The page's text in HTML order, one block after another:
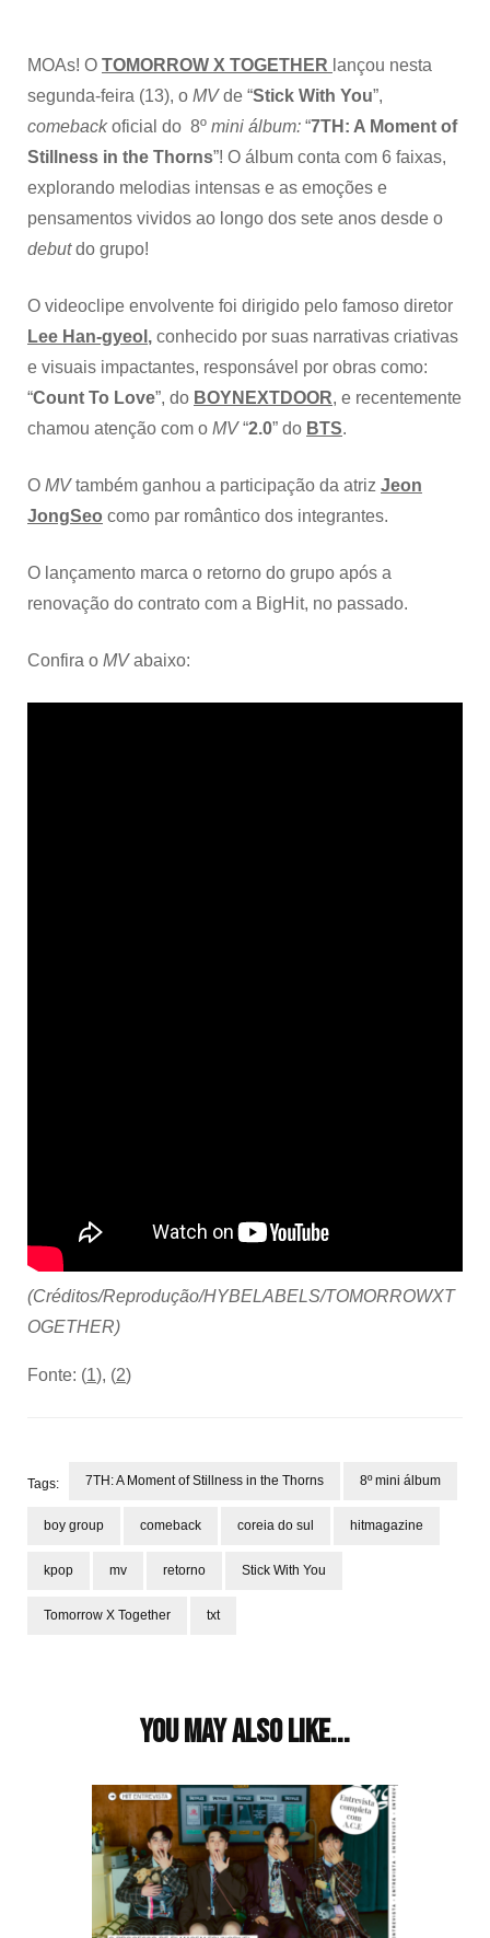
MOAs! O TOMORROW X TOGETHER lançou nesta
segunda-feira (13), o MVde “Stick With You”,
comebackoficial do 8º mini álbum: “7TH: A Moment of
Stillness in the Thorns”! O álbum conta com 6 faixas,
explorando melodias intensas e as emoções e
pensamentos vividos ao longo dos sete anos desde o
debutdo grupo!
O videoclipe envolvente foi dirigido pelo famoso diretor
Lee Han-gyeol , conhecido por suas narrativas criativas
e visuais impactantes, responsável por obras como:
“Count To Love”, do BOYNEXTDOOR, e recentemente
chamou atenção com o MV“2.0” do BTS.
O MVtambém ganhou a participação da atriz Jeon
JongSeo como par romântico dos integrantes.
O lançamento marca o retorno do grupo após a
renovação do contrato com a BigHit, no passado.
Confira o MVabaixo:
(Créditos/Reprodução/HYBELABELS/TOMORROWXT
OGETHER)
Fonte: (1), (2)
Tags: 7TH: A Moment of Stillness in the Thorns 8º mini álbum
boy group comeback coreia do sul hitmagazine
kpop mv retorno Stick With You
Tomorrow X Together txt
You may also like...